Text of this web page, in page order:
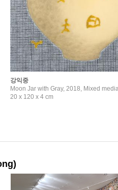
강익중
Moon Jar with Gray, 2018, Mixed
20 x 120 x 4 cm